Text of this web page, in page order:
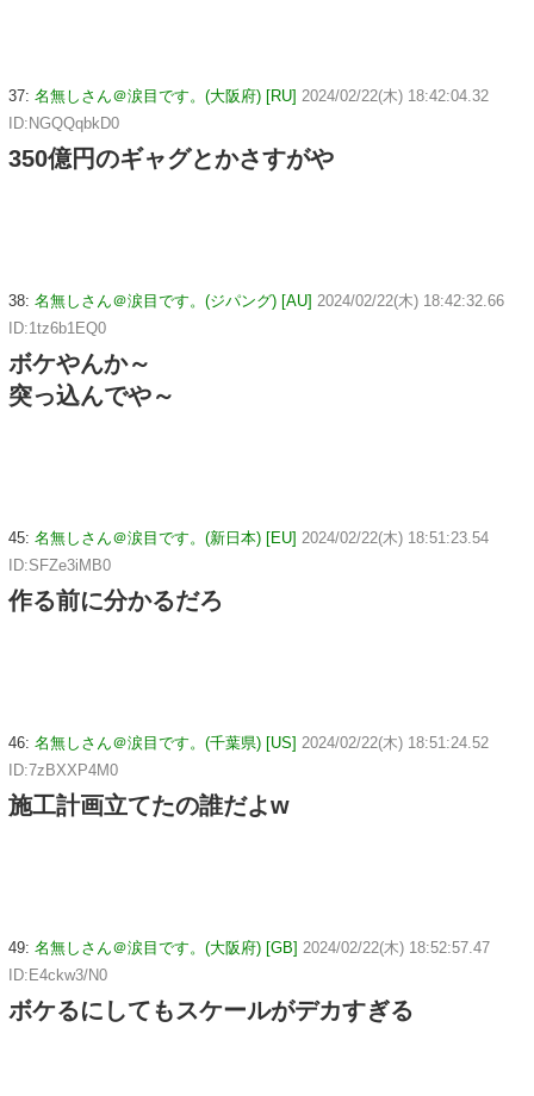
37: 名無しさん＠涙目です。(大阪府) [RU] 2024/02/22(木) 18:42:04.32
ID:NGQQqbkD0
350億円のギャグとかさすがや
38: 名無しさん＠涙目です。(ジパング) [AU] 2024/02/22(木) 18:42:32.66
ID:1tz6b1EQ0
ボケやんか～
突っ込んでや～
45: 名無しさん＠涙目です。(新日本) [EU] 2024/02/22(木) 18:51:23.54
ID:SFZe3iMB0
作る前に分かるだろ
46: 名無しさん＠涙目です。(千葉県) [US] 2024/02/22(木) 18:51:24.52
ID:7zBXXP4M0
施工計画立てたの誰だよw
49: 名無しさん＠涙目です。(大阪府) [GB] 2024/02/22(木) 18:52:57.47
ID:E4ckw3/N0
ボケるにしてもスケールがデカすぎる